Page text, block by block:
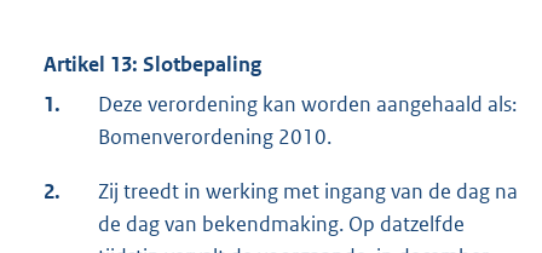
Artikel 13: Slotbepaling
1.
Deze verordening kan worden aangehaald als:
Bomenverordening 2010.
2.
Zij treedt in werking met ingang van de dag na
de dag van bekendmaking. Op datzelfde